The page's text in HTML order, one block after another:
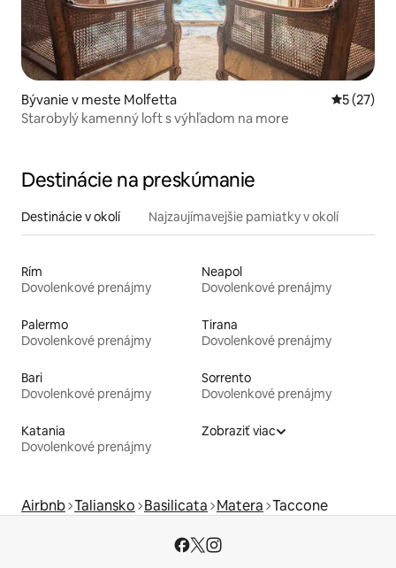
Bývanie v meste Molfetta
5 (27)
Starobylý kamenný loft s výhľadom na more
Destinácie na preskúmanie
Destinácie v okolí Najzaujímavejšie pamiatky v okolí
Rím
Dovolenkové prenájmy
Neapol
Dovolenkové prenájmy
Palermo
Dovolenkové prenájmy
Tirana
Dovolenkové prenájmy
Bari
Dovolenkové prenájmy
Sorrento
Dovolenkové prenájmy
Katania
Dovolenkové prenájmy
Zobraziť viac
Airbnb Taliansko Basilicata Matera Taccone